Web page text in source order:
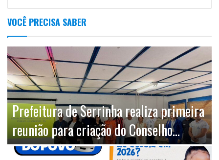
VOCÊ PRECISA SABER
Prefeitura de Serrinha realiza primeira
reunião para criação do Conselho
Municipal de Segurança Pública